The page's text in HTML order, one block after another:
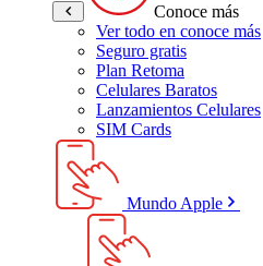
Conoce más
Ver todo en conoce más
Seguro gratis
Plan Retoma
Celulares Baratos
Lanzamientos Celulares
SIM Cards
Mundo Apple